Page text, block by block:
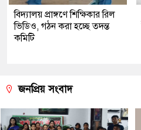
বিদ্যালয় প্রাঙ্গণে শিক্ষিকার রিল
ভিডিও, গঠন করা হচ্ছে তদন্ত
কমিটি
জনপ্রিয় সংবাদ